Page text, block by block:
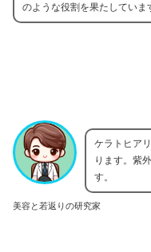
のような役割を果たしていま
美容と若返りの研究家
ケラトヒア
ります。紫
す。